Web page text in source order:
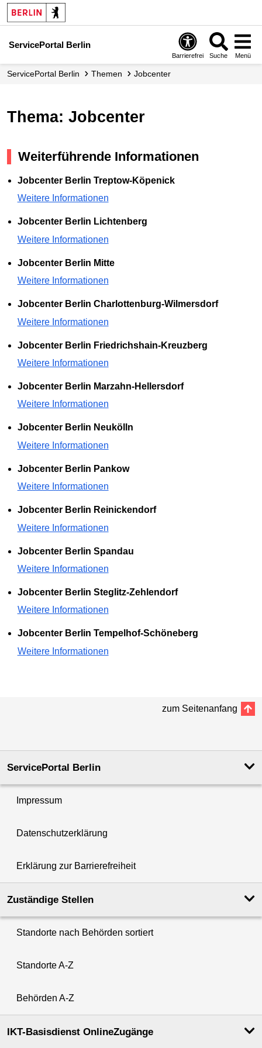
ServicePortal Berlin
Barrierefrei Suche Menü
ServicePortal Berlin Themen Jobcenter
Thema: Jobcenter
Weiterführende Informationen
Jobcenter Berlin Treptow-Köpenick
Weitere Informationen
Jobcenter Berlin Lichtenberg
Weitere Informationen
Jobcenter Berlin Mitte
Weitere Informationen
Jobcenter Berlin Charlottenburg-Wilmersdorf
Weitere Informationen
Jobcenter Berlin Friedrichshain-Kreuzberg
Weitere Informationen
Jobcenter Berlin Marzahn-Hellersdorf
Weitere Informationen
Jobcenter Berlin Neukölln
Weitere Informationen
Jobcenter Berlin Pankow
Weitere Informationen
Jobcenter Berlin Reinickendorf
Weitere Informationen
Jobcenter Berlin Spandau
Weitere Informationen
Jobcenter Berlin Steglitz-Zehlendorf
Weitere Informationen
Jobcenter Berlin Tempelhof-Schöneberg
Weitere Informationen
zum Seitenanfang
ServicePortal Berlin
Impressum
Datenschutzerklärung
Erklärung zur Barrierefreiheit
Zuständige Stellen
Standorte nach Behörden sortiert
Standorte A-Z
Behörden A-Z
IKT-Basisdienst OnlineZugänge